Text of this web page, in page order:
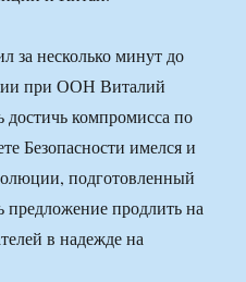
за несколько минут до
при ООН Виталий
достичь компромисса по
Безопасности имелся и
подготовленный
предложение продлить на
в надежде на